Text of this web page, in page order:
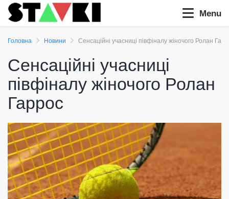
Menu
Головна Новини Сенсаційні учасниці півфіналу жіночого Ролан
Сенсаційні учасниці
півфіналу жіночого Ролан
Гаррос